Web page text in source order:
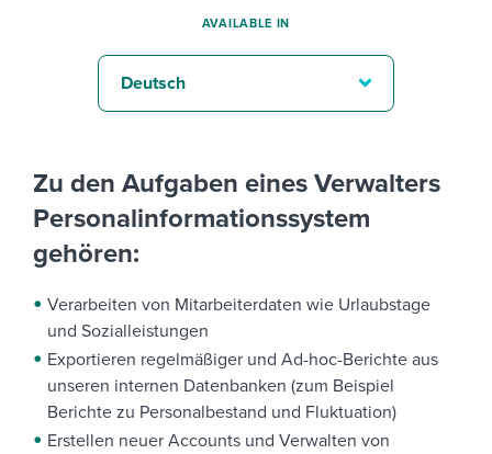
Zu den Aufgaben eines Verwalters
Personalinformationssystem
gehören:
Verarbeiten von Mitarbeiterdaten wie Urlaubstage
und Sozialleistungen
Exportieren regelmäßiger und Ad-hoc-Berichte aus
unseren internen Datenbanken (zum Beispiel
Berichte zu Personalbestand und Fluktuation)
Erstellen neuer Accounts und Verwalten von
AVAILABLE IN
Deutsch